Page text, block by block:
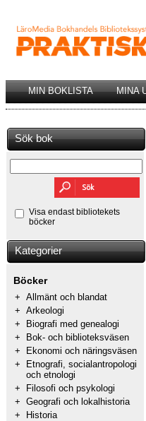
MIN BOKLISTA MINA
Sök bok
Visa endast bibliotekets
böcker
Kategorier
Böcker
+ Allmänt och blandat
+ Arkeologi
+
Biografi med genealogi
+
Bok- och biblioteksväsen
+
Ekonomi och näringsväsen
+
Etnografi, socialantropologi
och etnologi
+
Filosofi och psykologi
+ Geografi och lokalhistoria
+
Historia